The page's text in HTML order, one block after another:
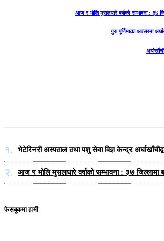
आज र भोलि मुसलधारे वर्षाको सम्भावना : ३७
गुरु पूर्णिमाका अवसरमा
१. भेटेरिनरी अस्पताल तथा पशु सेवा विज्ञ केन्द्र
२. आज र भोलि मुसलधारे वर्षाको सम्भावना : ३७
फेसबूकमा हामी